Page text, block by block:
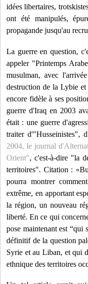
idées libertaires,
ont été manipulés,
propagande jusqu'au
La guerre en question,
appeler "Printemps
musulman, avec
destruction de la Lybie
encore fidèle à ses
guerre d'Iraq en 2003
était : une guerre
traiter d'"Husseinistes",
2004, le journal
Orient", c'est-à-dire "la
territoires". Citation :
pourra montrer
extrême, en apportant
la région, un nouveau
liberté. En ce qui
pose maintenant est “qui
définitif de la question
Syrie et au Liban, et qui
ethnique des territoires